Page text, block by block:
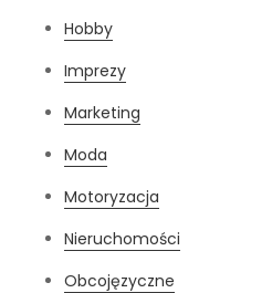
Hobby
Imprezy
Marketing
Moda
Motoryzacja
Nieruchomości
Obcojęzyczne